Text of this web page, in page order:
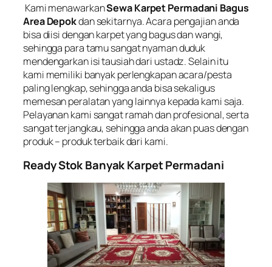
Kami menawarkanSewa Karpet Permadani Bagus
Area Depokdan sekitarnya. Acara pengajian anda
bisa diisi dengan karpet yang bagus dan wangi,
sehingga para tamu sangat nyaman duduk
mendengarkan isi tausiah dari ustadz. Selain itu
kami memiliki banyak perlengkapan acara/pesta
paling lengkap, sehingga anda bisa sekaligus
memesan peralatan yang lainnya kepada kami saja.
Pelayanan kami sangat ramah dan profesional, serta
sangat terjangkau, sehingga anda akan puas dengan
produk – produk terbaik dari kami.
Ready Stok Banyak Karpet Permadani